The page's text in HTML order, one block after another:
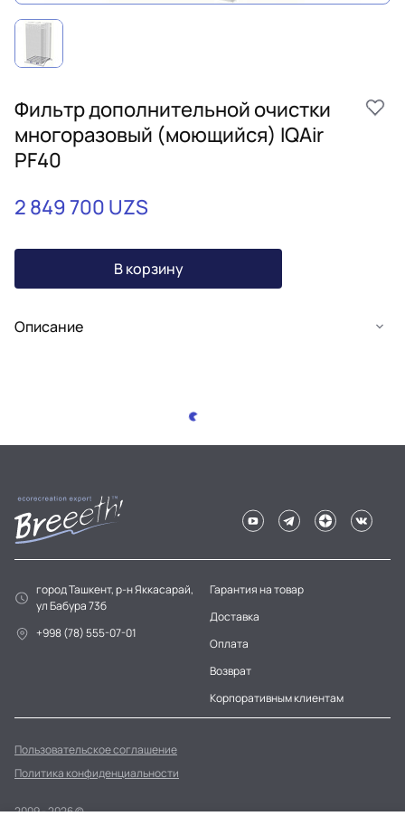
Фильтр дополнительной очистки
многоразовый (моющийся) IQAir
PF40
2 849 700 UZS
В корзину
Описание
город Ташкент, р-н Яккасарай,
ул Бабура 73б
+998 (78) 555-07-01
Гарантия на товар
Доставка
Оплата
Возврат
Корпоративным клиентам
Пользовательское соглашение
Политика конфиденциальности
2009 - 2026 ©